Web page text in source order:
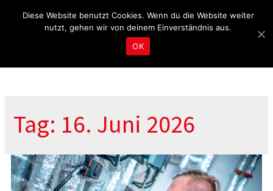
Tag: 16. Juni 2026
Diese Website benutzt Cookies. Wenn du die Website weiter
nutzt, gehen wir von deinem Einverständnis aus.
OK